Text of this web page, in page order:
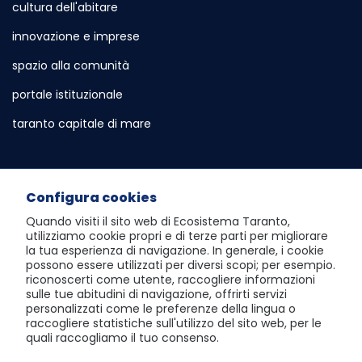
cultura dell'abitare
innovazione e imprese
spazio alla comunità
portale istituzionale
taranto capitale di mare
sportello telematico polifunzionale
atlante dei progetti e dei risultati
visita Taranto dall'alto
scopri la social room
giochi del mediterraneo 2026
Configura cookies
Quando visiti il sito web di Ecosistema Taranto,
utilizziamo cookie propri e di terze parti per migliorare
la tua esperienza di navigazione. In generale, i cookie
possono essere utilizzati per diversi scopi; per esempio.
riconoscerti come utente, raccogliere informazioni
sulle tue abitudini di navigazione, offrirti servizi
personalizzati come le preferenze della lingua o
raccogliere statistiche sull'utilizzo del sito web, per le
quali raccogliamo il tuo consenso.